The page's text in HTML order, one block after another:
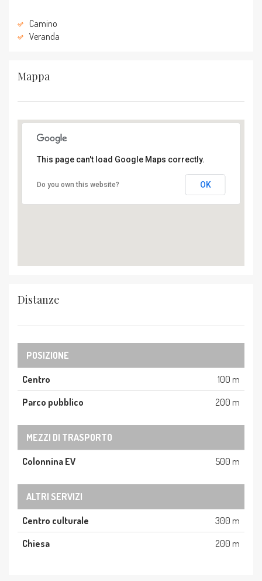
Camino
Veranda
Mappa
This page can't load Google Maps correctly.
Do you own this website? OK
Distanze
POSIZIONE
Centro
100 m
Parco pubblico
200 m
MEZZI DI TRASPORTO
Colonnina EV 500 m
ALTRI SERVIZI
Centro culturale
300 m
Chiesa
200 m